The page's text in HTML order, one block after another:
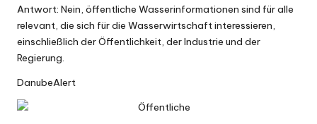
Antwort: Nein, öffentliche Wasserinformationen sind für alle
relevant, die sich für die Wasserwirtschaft interessieren,
einschließlich der Öffentlichkeit, der Industrie und der
Regierung.
DanubeAlert